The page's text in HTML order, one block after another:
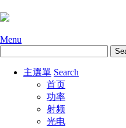
Menu
主選單 Search
首页
功率
射频
光电